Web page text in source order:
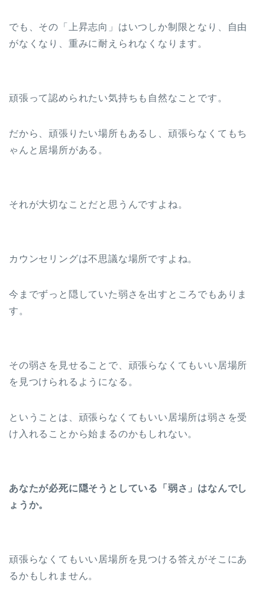
でも、その「上昇志向」はいつしか制限となり、自由
がなくなり、重みに耐えられなくなります。
頑張って認められたい気持ちも自然なことです。
だから、頑張りたい場所もあるし、頑張らなくてもち
ゃんと居場所がある。
それが大切なことだと思うんですよね。
カウンセリングは不思議な場所ですよね。
今までずっと隠していた弱さを出すところでもありま
す。
その弱さを見せることで、頑張らなくてもいい居場所
を見つけられるようになる。
ということは、頑張らなくてもいい居場所は弱さを受
け入れることから始まるのかもしれない。
あなたが必死に隠そうとしている「弱さ」はなんでし
ょうか。
頑張らなくてもいい居場所を見つける答えがそこにあ
るかもしれません。